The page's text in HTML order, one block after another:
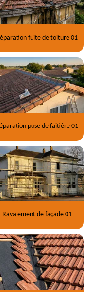
fuite de toiture 01
pose de faitière 01
Ravalement de façade 01